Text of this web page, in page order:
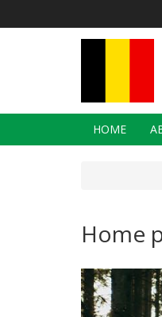
Main
HOME
Home